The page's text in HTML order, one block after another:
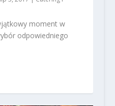
moment w
odpowiedniego